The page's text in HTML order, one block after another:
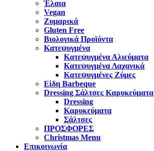
Έλαια
Vegan
Ζυμαρικά
Gluten Free
Βιολογικά Προϊόντα
Κατεψυγμένα
Κατεψυγμένα Αλιεύματα
Κατεψυγμένα Λαχανικά
Κατεψυγμένες Ζύμες
Είδη Barbeque
Dressing Σάλτσες Καρυκεύματα
Dressing
Καρυκεύματα
Σάλτσες
ΠΡΟΣΦΟΡΕΣ
Christmas Menu
Επικοινωνία